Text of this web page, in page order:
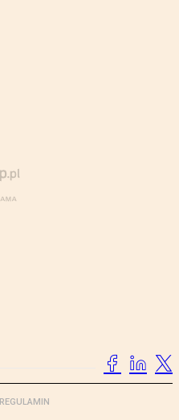
REGULAMIN